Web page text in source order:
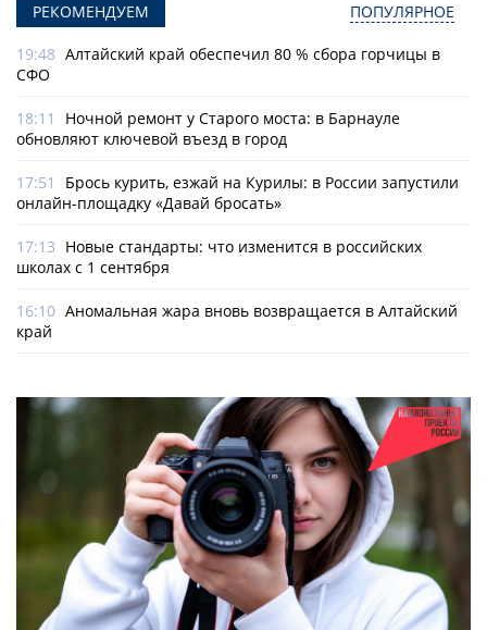
РЕКОМЕНДУЕМ ПОПУЛЯРНОЕ
19:48 Алтайский край обеспечил 80 % сбора горчицы в
СФО
18:11
Ночной ремонт у Старого моста: в Барнауле
обновляют ключевой въезд в город
17:51
Брось курить, езжай на Курилы: в России запустили
онлайн-­площадку «Давай бросать»
17:13 Новые стандарты: что изменится в российских
школах с 1 сентября
16:10 Аномальная жара вновь возвращается в Алтайский
край